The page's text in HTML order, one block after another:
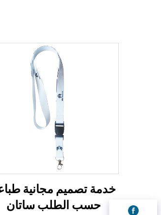
خدمة تصميم مجانية
حسب الطلب ساتان